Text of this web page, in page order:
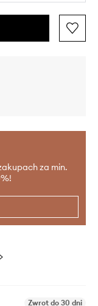
za min.
Zwrot do 30 dni